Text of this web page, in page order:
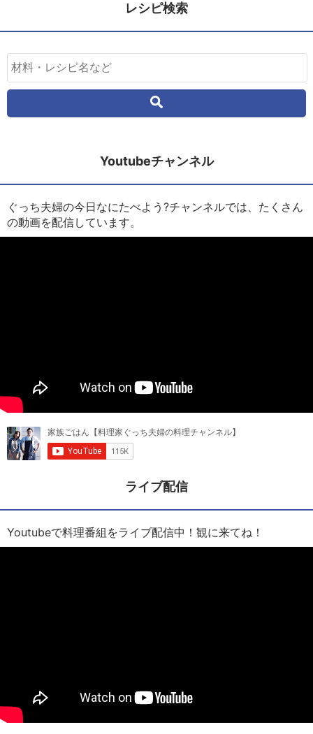
レシピ検索
Youtubeチャンネル
ぐっち夫婦の今日なにたべよう?チャンネルでは、たくさん
の動画を配信しています。
ライブ配信
Youtubeで料理番組をライブ配信中！観に来てね！